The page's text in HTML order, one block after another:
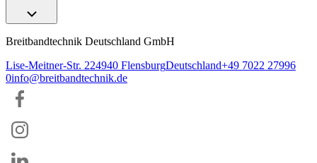
Breitbandtechnik Deutschland GmbH
Lise-Meitner-Str. 224940 FlensburgDeutschland+49 7022 27996
0info@breitbandtechnik.de